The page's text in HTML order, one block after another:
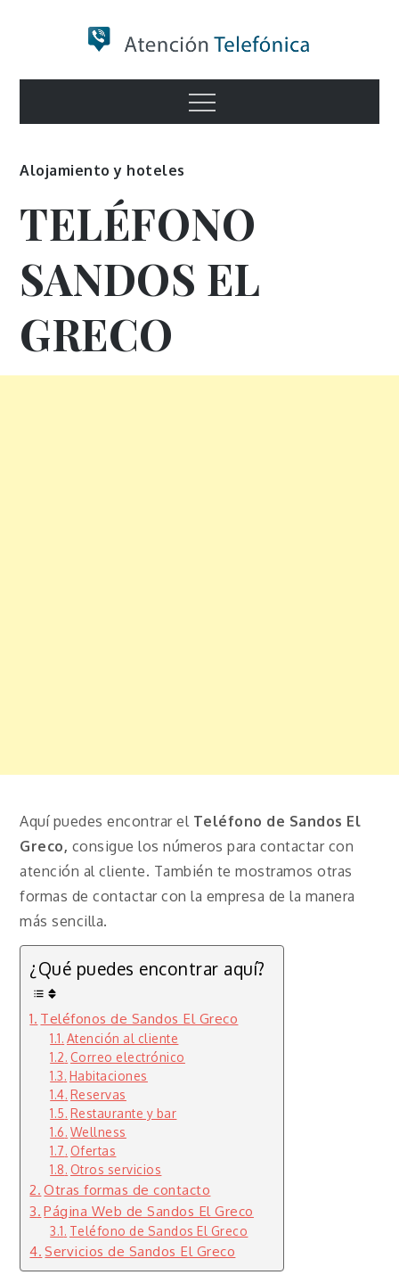
Numero de
Información
Menu
Alojamiento y hoteles
TELÉFONO
SANDOS EL
GRECO
Aquí puedes encontrar el Teléfono de Sandos El
Greco, consigue los números para contactar con
atención al cliente. También te mostramos otras
formas de contactar con la empresa de la manera
más sencilla.
¿Qué puedes encontrar aquí?
Teléfonos de Sandos El Greco
Atención al cliente
Correo electrónico
Habitaciones
Reservas
Restaurante y bar
Wellness
Ofertas
Otros servicios
Otras formas de contacto
Página Web de Sandos El Greco
Teléfono de Sandos El Greco
Servicios de Sandos El Greco